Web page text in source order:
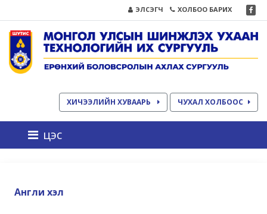
ЭЛСЭГЧ ХОЛБОО БАРИХ
ХИЧЭЭЛИЙН ХУВААРЬ ЧУХАЛ ХОЛБООС
цэс
Англи хэл